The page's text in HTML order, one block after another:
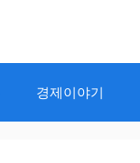
경제이야기